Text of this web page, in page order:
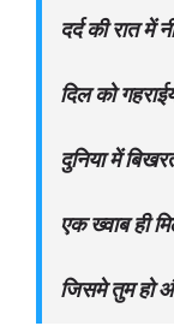
दर्द की रात में
दिल को
दुनिया में
एक ख्वाब ही
जिसमे तुम हो